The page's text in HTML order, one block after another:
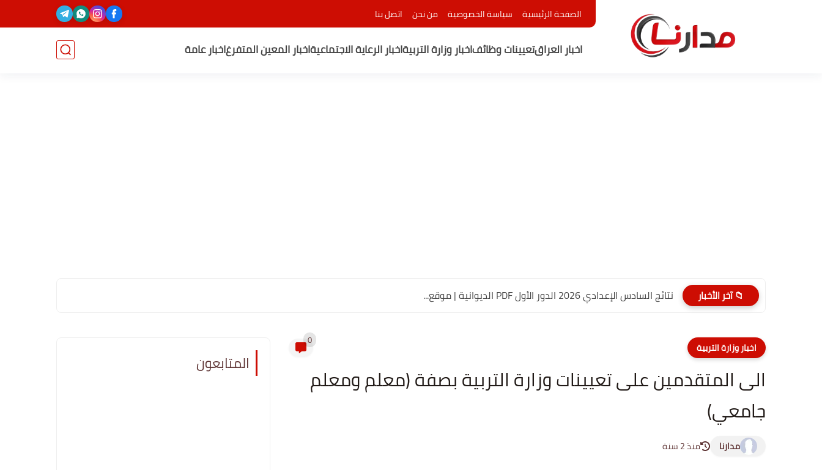
الصفحة الرئيسية سياسة الخصوصية من نحن اتصل بنا
اخبار العراقتعيينات وظائفاخبار وزارة التربيةاخبار الرعاية الاجتماعيةاخبار المعين المتفرغاخبار عامة
📁 آخر الأخبار نتائج السادس الإعدادي 2026 الدور الأول PDF الديوانية | موقع...
اخبار وزارة التربية 0
الى المتقدمين على تعيينات وزارة التربية بصفة (معلم ومعلم
جامعي)
مدارنا منذ 2 سنة
المتابعون